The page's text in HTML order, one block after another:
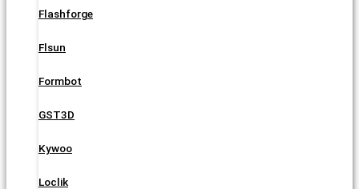
Flashforge
Flsun
Formbot
GST3D
Kywoo
Loclik